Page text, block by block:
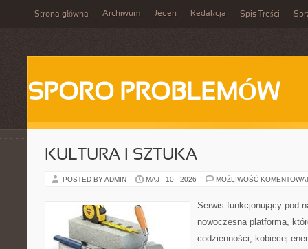
Strona główna Archiwum Jeden Redakcja Spis Treści
SPORO PROBLEMÓW
KULTURA I SZTUKA
POSTED BY ADMIN MAJ - 10 - 2026 MOŻLIWOŚĆ
Serwis funkcjonujący pod
nowoczesna platforma,
codzienności, kobiecej